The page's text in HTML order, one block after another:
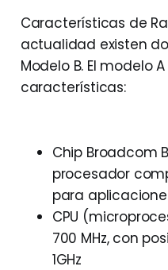
Características de
actualidad existen
Modelo B. El modelo
características:
Chip Broadcom
procesador
para
CPU
700 MHz, con
1GHz